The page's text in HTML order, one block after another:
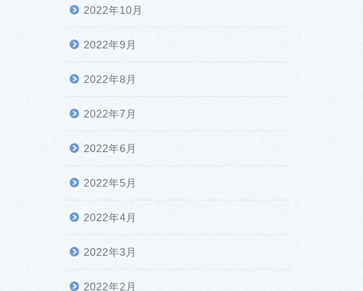
2022年10月
2022年9月
2022年8月
2022年7月
2022年6月
2022年5月
2022年4月
2022年3月
2022年2月